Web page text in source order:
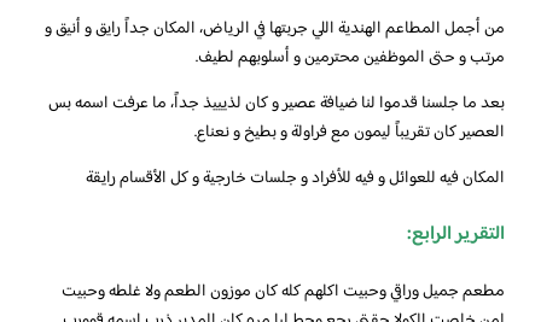
من أجمل المطاعم الهندية اللي جربتها في الرياض، المكان جداً رايق و أنيق و
مرتب و حتى الموظفين محترمين و أسلوبهم لطيف.
بعد ما جلسنا قدموا لنا ضيافة عصير و كان لذيييذ جداً، ما عرفت اسمه بس
العصير كان تقريباً ليمون مع فراولة و بطيخ و نعناع.
المكان فيه للعوائل و فيه للأفراد و جلسات خارجية و كل الأقسام رايقة
التقرير الرابع:
مطعم جميل وراقي وحبيت اكلهم كله كان موزون الطعم ولا غلطه وحبيت